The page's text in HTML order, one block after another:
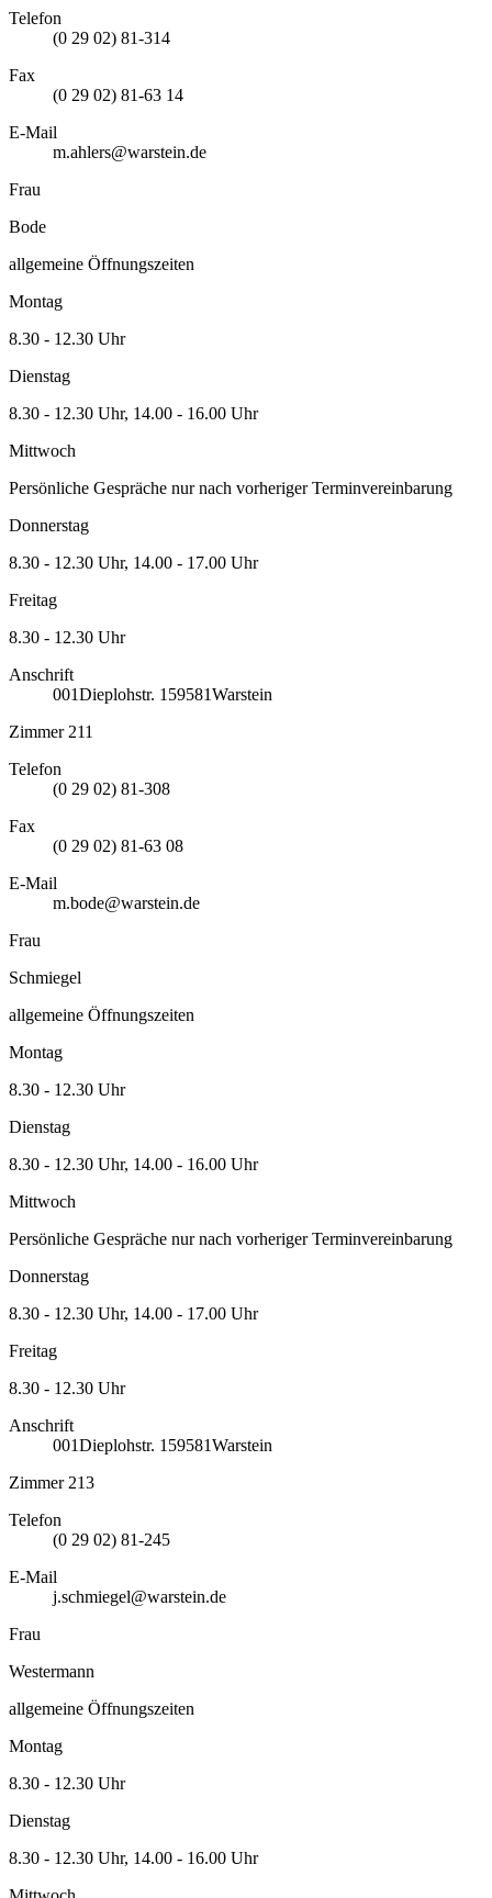
Telefon
(0 29 02) 81-314
Fax
(0 29 02) 81-63 14
E-Mail
m.ahlers@warstein.de
Frau
Bode
allgemeine Öffnungszeiten
Montag
8.30 - 12.30 Uhr
Dienstag
8.30 - 12.30 Uhr, 14.00 - 16.00 Uhr
Mittwoch
Persönliche Gespräche nur nach vorheriger Terminvereinbarung
Donnerstag
8.30 - 12.30 Uhr, 14.00 - 17.00 Uhr
Freitag
8.30 - 12.30 Uhr
Anschrift
001Dieplohstr. 1 59581Warstein
Zimmer 211
Telefon
(0 29 02) 81-308
Fax
(0 29 02) 81-63 08
E-Mail
m.bode@warstein.de
Frau
Schmiegel
allgemeine Öffnungszeiten
Montag
8.30 - 12.30 Uhr
Dienstag
8.30 - 12.30 Uhr, 14.00 - 16.00 Uhr
Mittwoch
Persönliche Gespräche nur nach vorheriger Terminvereinbarung
Donnerstag
8.30 - 12.30 Uhr, 14.00 - 17.00 Uhr
Freitag
8.30 - 12.30 Uhr
Anschrift
001Dieplohstr. 1 59581Warstein
Zimmer 213
Telefon
(0 29 02) 81-245
E-Mail
j.schmiegel@warstein.de
Frau
Westermann
allgemeine Öffnungszeiten
Montag
8.30 - 12.30 Uhr
Dienstag
8.30 - 12.30 Uhr, 14.00 - 16.00 Uhr